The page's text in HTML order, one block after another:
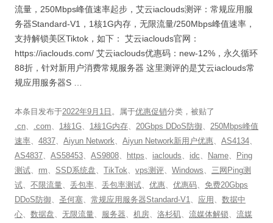
流量，250Mbps峰值速率起步，艾云iaclouds测评：常规应用服
务器Standard-V1，1核1G内存，无限流量/250Mbps峰值速率，
支持解锁美区Tiktok，如下： 艾云iaclouds官网：
https://iaclouds.com/ 艾云iaclouds优惠码：new-12%，永久循环
88折，针对新用户消费常规服务器 这里测评的是艾云iaclouds常
规应用服务器S …
本条目发布于2022年9月1日 。属于优惠促销分类，被贴了
.cn、 .com、 1核1G、 1核1G内存、 20Gbps DDoS防御、 250Mbps峰值
速率、 4837、 Aiyun Network、 Aiyun Network新用户优惠、 AS4134、
AS4837、 AS58453、 AS9808、 https、 iaclouds、 idc、 Name、
Ping
测试、 rm、 SSD系统盘、 TikTok、 vps测评、 Windows、 三网Ping测
试、 不限流量、 丢包率、 丢包率测试、 优惠、 优惠码、 免费20Gbps
DDoS防御、 圣何塞、 常规应用服务器Standard-V1、 应用 、 数据中
心、 数据盘、 无限流量、 服务器、 机房、 洛杉矶、 流媒体解锁、 流媒